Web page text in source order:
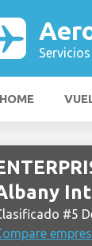
HOME
#5